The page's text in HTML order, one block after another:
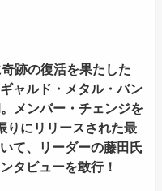
跡の復活を果たした
ャルド・メタル・バン
。メンバー・チェンジを
りにリリースされた最
て、リーダーの藤田氏
タビューを敢行！